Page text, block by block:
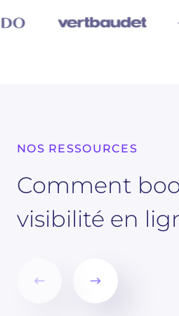
NOS RESSOURCES
Comment
visibilité en